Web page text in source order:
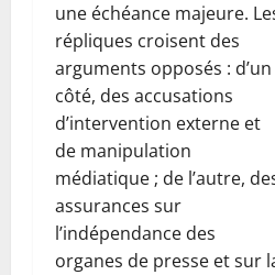
une échéance majeure.
répliques croisent des
arguments opposés : d’un
côté, des accusations
d’intervention externe et
de manipulation
médiatique ; de l’autre,
assurances sur
l’indépendance des
organes de presse et sur